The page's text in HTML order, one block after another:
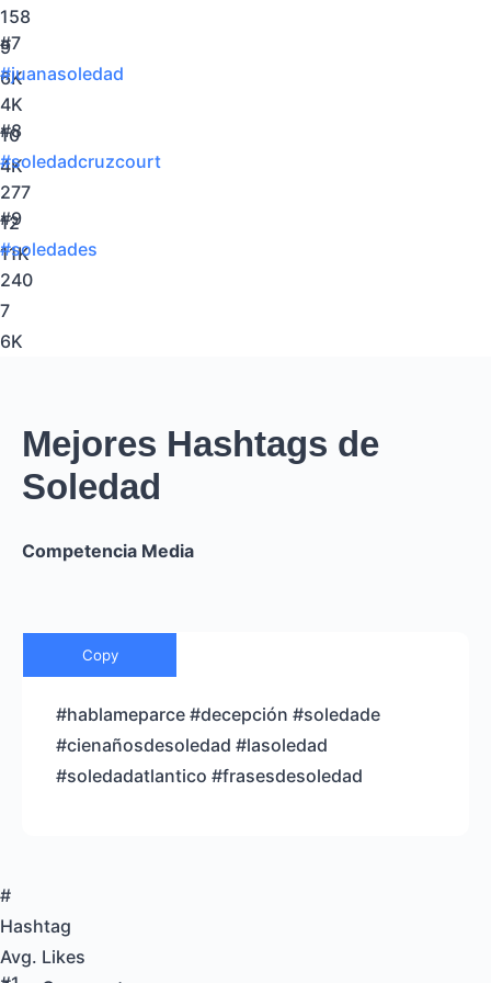
158
9
6K
#7
#juanasoledad
4K
10
4K
#8
#soledadcruzcourt
277
12
11K
#9
#soledades
240
7
6K
Mejores Hashtags de
Soledad
Competencia Media
Copy
#hablameparce #decepción #soledade
#cienañosdesoledad #lasoledad
#soledadatlantico #frasesdesoledad
#
Hashtag
Avg. Likes